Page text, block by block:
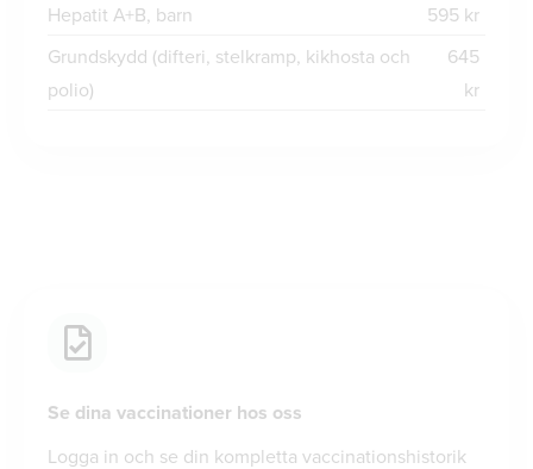
Hepatit A+B, barn
595 kr
Grundskydd (difteri, stelkramp, kikhosta och
polio)
645
kr
Se dina vaccinationer hos oss
Logga in och se din kompletta vaccinationshistorik